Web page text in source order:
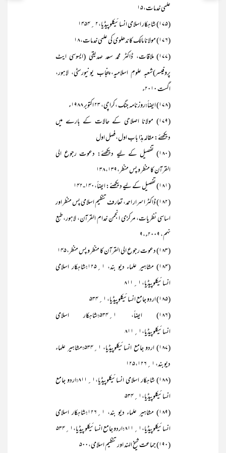
علمی خدمات،۱۵
(۱۷۵) شاہکار اسلامی انسائیکلوپیڈیا،۲؍۱۴۵۴
(۱۷۶) مولانا مالک کاندھلوی کی علمی خدمات،۱۸
(۱۷۷) ملاقات، ڈاکٹر محمد سعد صدیقی (ایسوسی ایٹ
پروفیسر)شعبہ علومِ اسلامیہ،پنجاب یونیورسٹی، لاہور،
اگست ۲۰۱۰ء
(۱۷۸) ایضاً؛روزنامہ جنگ ،کراچی، ۲۳ اکتوبر ۱۹۸۸ء
(۱۷۹) مولانا اصلاحی کے حالات کے بارے میں
دیکھئے: مقالہ ہذا باب اول،فصل اول
(۱۸۰) تفصیل کے لیے دیکھئے: دعوت رجوع الی
القرآن کا منظر و پس منظر،۱۳۸،۱۳۹
(۱۸۱) تفصیل کے لیے دیکھئے: ایضاً،۱۴۰-۱۴۲
(۱۸۲) ڈاکٹر اسرار احمد، تعارف تنظیم اسلامی پس منظر اور
اساسی نظریات، مرکزی انجمن خدام القرآن، لاہور،طبع
نہم، ۲۰۰۹ء،۹
(۱۸۳) دعوت رجوع الی القرآن کا منظر و پس منظر،۱۴۵
(۱۸۴) مشاہیر علماء دیو بند، ۱؍۱۲۵؛شاہکار اسلامی
انسائیکلوپیڈیا، ۱؍۸۱۱
(۱۸۵) اردو جامع انسائیکلوپیڈیا، ۱؍۵۳۴
(۱۸۶) ایضاً، ۱؍۵۳۴؛شاہکار اسلامی
انسائیکلوپیڈیا،۱؍۸۱۱
(۱۸۷) اردو جامع انسائیکلوپیڈیا، ۱؍۵۳۴؛مشاہیر علماء
دیو بند، ۱؍۱۲۵،۱۲۶
(۱۸۸) شاہکار اسلامی انسائیکلوپیڈیا،۱؍۸۱۱؛اردو جامع
انسائیکلوپیڈیا،۱؍۵۳۴
(۱۸۹) مشاہیر علماء دیو بند، ۱؍۱۲۶؛شاہکار اسلامی
انسائیکلوپیڈیا،۱؍۸۱۱؛اردو جامع انسائیکلو پیڈیا،۱؍۵۳۴
(۱۹۰) جماعت شیخ الہند اور تنظیم اسلامی،۵۰۰